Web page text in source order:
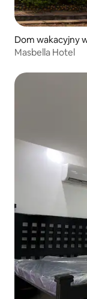
Dom wakacyjny
Masbella Hotel